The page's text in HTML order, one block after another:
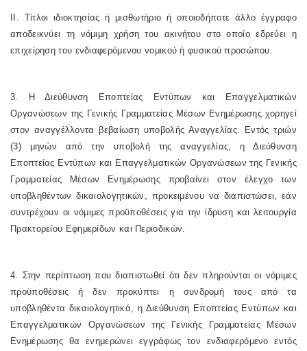
II. Τίτλοι ιδιοκτησίας ή μισθωτήριο ή οποιοδήποτε άλλο έγγραφο
αποδεικνύει τη νόμιμη χρήση του ακινήτου στο οποίο εδρεύει η
επιχείρηση του ενδιαφερόμενου νομικού ή φυσικού προσώπου.
3. Η Διεύθυνση Εποπτείας Εντύπων και Επαγγελματικών
Οργανώσεων της Γενικής Γραμματείας Μέσων Ενημέρωσης χορηγεί
στον αναγγέλλοντα βεβαίωση υποβολής Αναγγελίας. Εντός τριών
(3) μηνών από την υποβολή της αναγγελίας, η Διεύθυνση
Εποπτείας Εντύπων και Επαγγελματικών Οργανώσεων της Γενικής
Γραμματείας Μέσων Ενημέρωσης προβαίνει στον έλεγχο των
υποβληθέντων δικαιολογητικών, προκειμένου να διαπιστώσει, εάν
συντρέχουν οι νόμιμες προϋποθέσεις για την ίδρυση και λειτουργία
Πρακτορείου Εφημερίδων και Περιοδικών.
4. Στην περίπτωση που διαπιστωθεί ότι δεν πληρούνται οι νόμιμες
προϋποθέσεις ή δεν προκύπτει η συνδρομή τους από τα
υποβληθέντα δικαιολογητικά, η Διεύθυνση Εποπτείας Εντύπων και
Επαγγελματικών Οργανώσεων της Γενικής Γραμματείας Μέσων
Ενημέρωσης θα ενημερώνει εγγράφως τον ενδιαφερόμενο εντός